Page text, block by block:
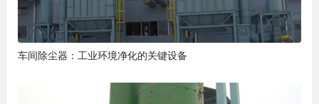
车间除尘器：工业环境净化的关键设备